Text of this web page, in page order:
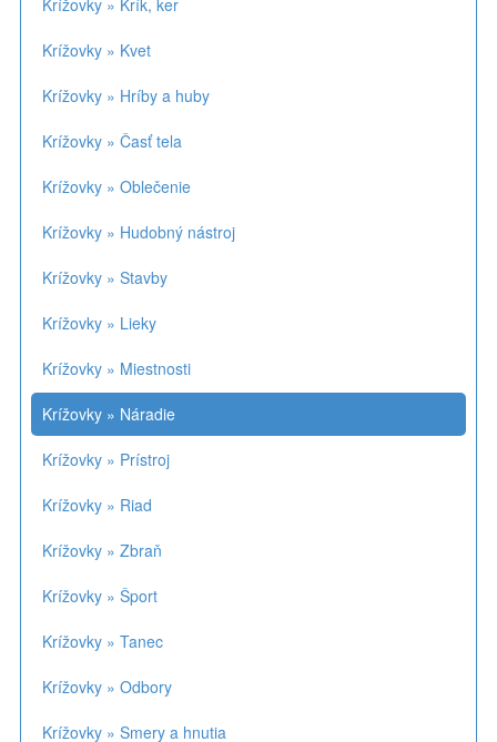
Krížovky » Krík, ker
Krížovky » Kvet
Krížovky » Hríby a huby
Krížovky » Časť tela
Krížovky » Oblečenie
Krížovky » Hudobný nástroj
Krížovky » Stavby
Krížovky » Lieky
Krížovky » Miestnosti
Krížovky » Náradie
Krížovky » Prístroj
Krížovky » Riad
Krížovky » Zbraň
Krížovky » Šport
Krížovky » Tanec
Krížovky » Odbory
Krížovky » Smery a hnutia